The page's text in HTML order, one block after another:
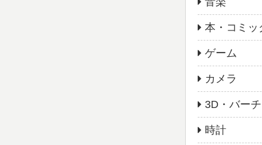
本・コミッ
ゲーム
カメラ
3D・バー
時計